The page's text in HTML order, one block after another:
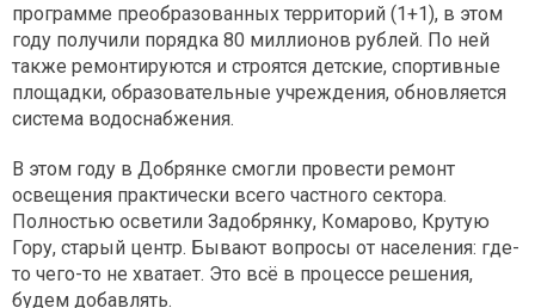
программе преобразованных территорий (1+1), в этом
году получили порядка 80 миллионов рублей. По ней
также ремонтируются и строятся детские, спортивные
площадки, образовательные учреждения, обновляется
система водоснабжения.
В этом году в Добрянке смогли провести ремонт
освещения практически всего частного сектора.
Полностью осветили Задобрянку, Комарово, Крутую
Гору, старый центр. Бывают вопросы от населения: где-
то чего-то не хватает. Это всё в процессе решения,
будем добавлять.